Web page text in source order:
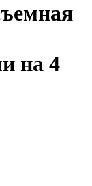
на 4